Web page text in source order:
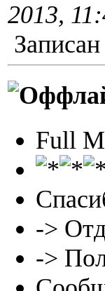
2013,
Записан
Full
->
->